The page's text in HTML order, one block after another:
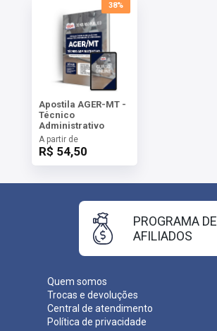
38%
Apostila AGER-MT -
Técnico
Administrativo
A partir de
R$ 54,50
Quem somos
Trocas e devoluções
Central de atendimento
Política de privacidade
PROGRAMA DE
AFILIADOS